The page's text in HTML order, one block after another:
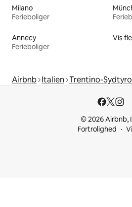
Milano
Ferieboliger
Annecy
Ferieboliger
Vis
Airbnb Italien Trentino-
© 2026 Airbnb,
Fortrolighed